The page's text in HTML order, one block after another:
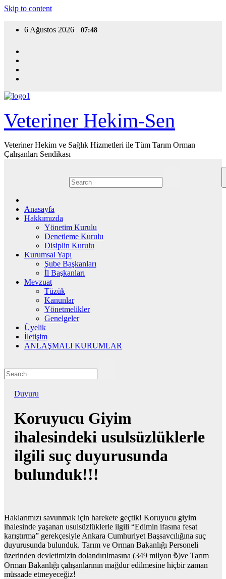
Skip to content
6 Ağustos 2026 07:48
Veteriner Hekim-Sen
Veteriner Hekim ve Sağlık Hizmetleri ile Tüm Tarım Orman
Çalışanları Sendikası
Anasayfa
Hakkımızda
Yönetim Kurulu
Denetleme Kurulu
Disiplin Kurulu
Kurumsal Yapı
Şube Başkanları
İl Başkanları
Mevzuat
Tüzük
Kanunlar
Yönetmelikler
Genelgeler
Üyelik
İletişim
ANLAŞMALI KURUMLAR
Duyuru
Koruyucu Giyim
ihalesindeki usulsüzlüklerle
ilgili suç duyurusunda
bulunduk!!!
Haklarımızı savunmak için harekete geçtik! Koruyucu giyim
ihalesinde yaşanan usulsüzlüklerle ilgili “Edimin ifasına fesat
karıştırma” gerekçesiyle Ankara Cumhuriyet Başsavcılığına suç
duyurusunda bulunduk. Tarım ve Orman Bakanlığı Personeli
üzerinden devletimizin dolandırılmasına (349 milyon ₺)ve Tarım
Orman Bakanlığı çalışanlarının mağdur edilmesine hiçbir zaman
müsaade etmeyeceğiz!